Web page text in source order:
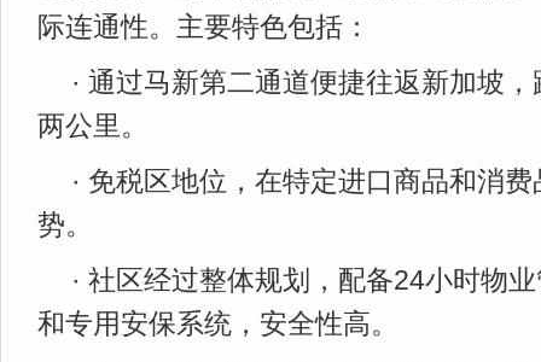
际连通性。主要特色包括：
· 通过马新第二通道便捷往返新加坡
两公里。
· 免税区地位，在特定进口商品和消
势。
· 社区经过整体规划，配备24小时物
和专用安保系统，安全性高。